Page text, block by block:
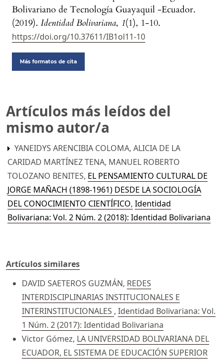
Bolivariano de Tecnología Guayaquil -Ecuador.
(2019). Identidad Bolivariana, 1(1), 1-10.
https://doi.org/10.37611/IB1ol11-10
Más formatos de cita
Artículos más leídos del
mismo autor/a
YANEIDYS ARENCIBIA COLOMA, ALICIA DE LA
CARIDAD MARTÍNEZ TENA, MANUEL ROBERTO
TOLOZANO BENITES, EL PENSAMIENTO CULTURAL DE
JORGE MAÑACH (1898-1961) DESDE LA SOCIOLOGÍA
DEL CONOCIMIENTO CIENTÍFICO, Identidad
Bolivariana: Vol. 2 Núm. 2 (2018): Identidad Bolivariana
Artículos similares
DAVID SAETEROS GUZMÁN, REDES
INTERDISCIPLINARIAS INSTITUCIONALES E
INTERINSTITUCIONALES , Identidad Bolivariana: Vol.
1 Núm. 2 (2017): Identidad Bolivariana
Victor Gómez, LA UNIVERSIDAD BOLIVARIANA DEL
ECUADOR, EL SISTEMA DE EDUCACIÓN SUPERIOR